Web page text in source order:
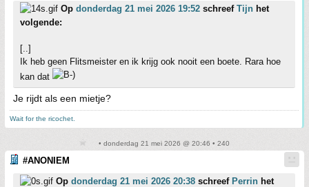
Op donderdag 21 mei 2026 19:52 schreef Tijn het
volgende:
[..]
Ik heb geen Flitsmeister en ik krijg ook nooit een boete. Rara hoe
kan dat
Je rijdt als een mietje?
Wait for the ricochet.
• donderdag 21 mei 2026 @ 20:46 • 240
#ANONIEM
Op donderdag 21 mei 2026 20:38 schreef Perrin het